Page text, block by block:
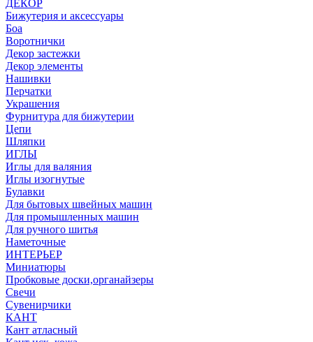
ДЕКОР
Бижутерия и аксессуары
Боа
Воротнички
Декор застежки
Декор элементы
Нашивки
Перчатки
Украшения
Фурнитура для бижутерии
Цепи
Шляпки
ИГЛЫ
Иглы для валяния
Иглы изогнутые
Булавки
Для бытовых швейных машин
Для промышленных машин
Для ручного шитья
Наметочные
ИНТЕРЬЕР
Миниатюры
Пробковые доски,органайзеры
Свечи
Сувенирчики
КАНТ
Кант атласный